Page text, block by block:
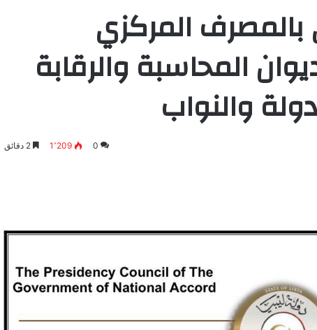
بالمصرف المركزي
المحاسبة والرقابة
والنواب
0 1٬209 2 دقائق